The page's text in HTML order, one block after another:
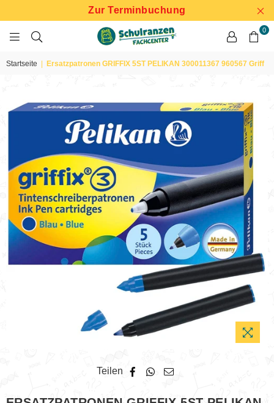
Zur Terminbuchung
FACHCENTER
0
Startseite Ersatzpatronen GRIFFIX 5ST PELIKAN 300011367 960567 Griff
Teilen